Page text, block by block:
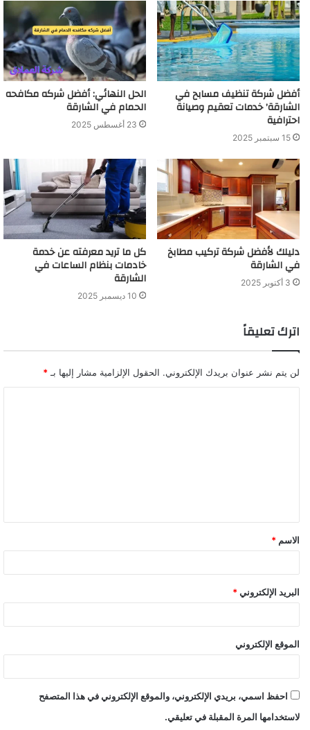
أفضل شركة تنظيف مسابح في
الشارقة’ خدمات تعقيم وصيانة
احترافية
15 سبتمبر 2025
الحل النهائي: أفضل شركه مكافحه
الحمام في الشارقة
23 أغسطس 2025
دليلك لأفضل شركة تركيب مطابخ
في الشارقة
3 أكتوبر 2025
كل ما تريد معرفته عن خدمة
خادمات بنظام الساعات في
الشارقة
10 ديسمبر 2025
اترك تعليقاً
لن يتم نشر عنوان بريدك الإلكتروني. الحقول الإلزامية مشار إليها بـ *
الاسم *
البريد الإلكتروني *
الموقع الإلكتروني
احفظ اسمي، بريدي الإلكتروني، والموقع الإلكتروني في هذا المتصفح
لاستخدامها المرة المقبلة في تعليقي.